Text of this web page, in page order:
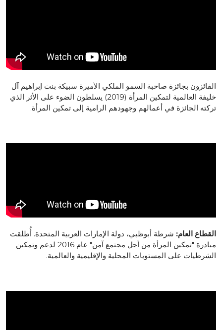
الفائزون بجائزة صاحبة السمو الملكي الأميرة سبيكة بنت إبراهيم آل
خليفة العالمية لتمكين المرأة (2019) يسلطون الضوء على الأثر الذي
تركته الجائزة في أعمالهم وجهودهم الرامية إلى تمكين المرأة.
القطاع العام: شرطة أبوظبي، دولة الإمارات العربية المتحدة. أُطلقت
مبادرة "تمكين المرأة من أجل مجتمع آمن" عام 2016 لدعم وتمكين
الشرطيات على المستويات المحلية والإقليمية والعالمية.